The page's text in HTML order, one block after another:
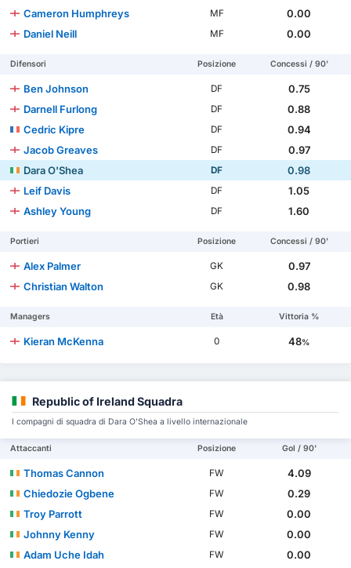
Cameron Humphreys MF
0.00
Daniel Neill
MF 0.00
Difensori Posizione Concessi / 90'
Ben Johnson DF
0.75
Darnell Furlong
DF
0.88
Cedric Kipre
DF
0.94
Jacob Greaves
DF
0.97
Dara O'Shea
DF
0.98
Leif Davis
DF
1.05
Ashley Young
DF 1.60
Portieri Posizione Concessi / 90'
Alex Palmer GK
0.97
Christian Walton
GK 0.98
Managers Età Vittoria %
Kieran McKenna 0 48%
Republic of Ireland Squadra
I compagni di squadra di Dara O'Shea a livello internazionale
Attaccanti Posizione Gol / 90'
Thomas Cannon FW
4.09
Chiedozie Ogbene
FW
0.29
Troy Parrott
FW
0.00
Johnny Kenny
FW
0.00
Adam Uche Idah
FW
0.00